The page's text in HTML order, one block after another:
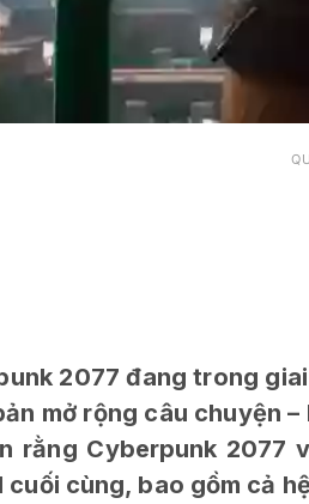
2077 đang trong
mở rộng câu chuyện
rằng Cyberpunk 2077
cuối cùng, bao gồm cả